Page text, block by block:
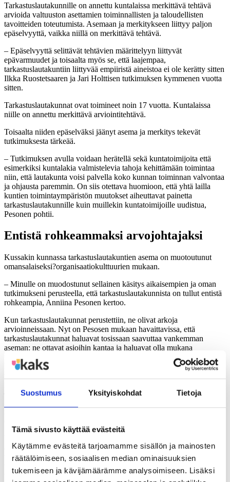
Suostumus Yksityiskohdat Tietoja
Tämä sivusto käyttää evästeitä
Käytämme evästeitä tarjoamamme sisällön ja mainosten
räätälöimiseen, sosiaalisen median ominaisuuksien
tukemiseen ja kävijämäärämme analysoimiseen. Lisäksi
Tarkastuslautakunnille on annettu kuntalaissa merkittävä tehtävä
arvioida valtuuston asettamien toiminnallisten ja taloudellisten
tavoitteiden toteutumista. Asemaan ja merkitykseen liittyy paljon
epäselvyyttä, vaikka niillä on merkittävä tehtävä.
– Epäselvyyttä selittävät tehtävien määrittelyyn liittyvät
epävarmuudet ja toisaalta myös se, että laajempaa,
tarkastuslautakuntiin liittyvää empiiristä aineistoa ei ole kerätty sitten
Ilkka Ruostetsaaren ja Jari Holttisen tutkimuksen kymmenen vuotta
sitten.
Tarkastuslautakunnat ovat toimineet noin 17 vuotta. Kuntalaissa
niille on annettu merkittävä arviointitehtävä.
Toisaalta niiden epäselväksi jäänyt asema ja merkitys tekevät
tutkimuksesta tärkeää.
– Tutkimuksen avulla voidaan herätellä sekä kuntatoimijoita että
esimerkiksi kuntalakia valmistelevia tahoja kehittämään toimintaa
niin, että lautakunta voisi palvella koko kunnan toiminnan valvontaa
ja ohjausta paremmin. On siis otettava huomioon, että yhtä lailla
kuntien toimintaympäristön muutokset aiheuttavat painetta
tarkastuslautakunnille kuin muillekin kuntatoimijoille uudistua,
Pesonen pohtii.
Entistä rohkeammaksi arvojohtajaksi
Kussakin kunnassa tarkastuslautakuntien asema on muotoutunut
omansalaiseksi?organisaatiokulttuurien mukaan.
– Minulle on muodostunut sellainen käsitys aikaisempien ja oman
tutkimukseni perusteella, että tarkastuslautakunnista on tullut entistä
rohkeampia, Anniina Pesonen kertoo.
Kun tarkastuslautakunnat perustettiin, ne olivat arkoja
arvioinneissaan. Nyt on Pesosen mukaan havaittavissa, että
tarkastuslautakunnat haluavat tosissaan saavuttaa vankemman
aseman: ne ottavat asioihin kantaa ja haluavat olla mukana
toiminnan kehittämisessä. Niistä on tullut entistä enemmän
lakisääteisen tehtävän, ”pakkopullan” suorittajan sijaan
– Ainakaan vielä ei voida sanoa, että niillä olisi vankka asema
arvojohtajana, joka tukisi valtuuston työtä varmistamalla, että
tilivelvollisten toimet toteuttavat valtuuston strategioissa yms. esiin
tuomia arvoja ja visioita. Samalla se tukisi viranhaltijoiden työtä:
viranhaltijat voivat varmistua siitä, että he tekevät oikeita asioita.